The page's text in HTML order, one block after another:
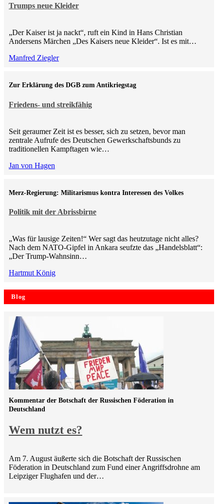
Trumps neue Kleider
„Der Kaiser ist ja nackt“, ruft ein Kind in Hans Christian
Andersens Märchen „Des Kaisers neue Kleider“. Ist es mit…
Manfred Ziegler
Friedens- und streikfähig
Zur Erklärung des DGB zum Antikriegstag
Seit geraumer Zeit ist es besser, sich zu setzen, bevor man
zentrale Aufrufe des Deutschen Gewerkschaftsbunds zu
traditionellen Kampftagen wie…
Jan von Hagen
Politik mit der Abrissbirne
Merz-Regierung: Militarismus kontra Inte­ressen des Volkes
„Was für lausige Zeiten!“ Wer sagt das heutzutage nicht alles?
Nach dem NATO-Gipfel in Ankara seufzte das „Handelsblatt“:
„Der Trump-Wahnsinn…
Hartmut König
Blog
Wem nutzt es?
Kommentar der Botschaft der Russischen Föderation in
Deutschland
Am 7. August äußerte sich die Botschaft der Russischen
Föderation in Deutschland zum Fund einer Angriffsdrohne am
Leipziger Flughafen und der…